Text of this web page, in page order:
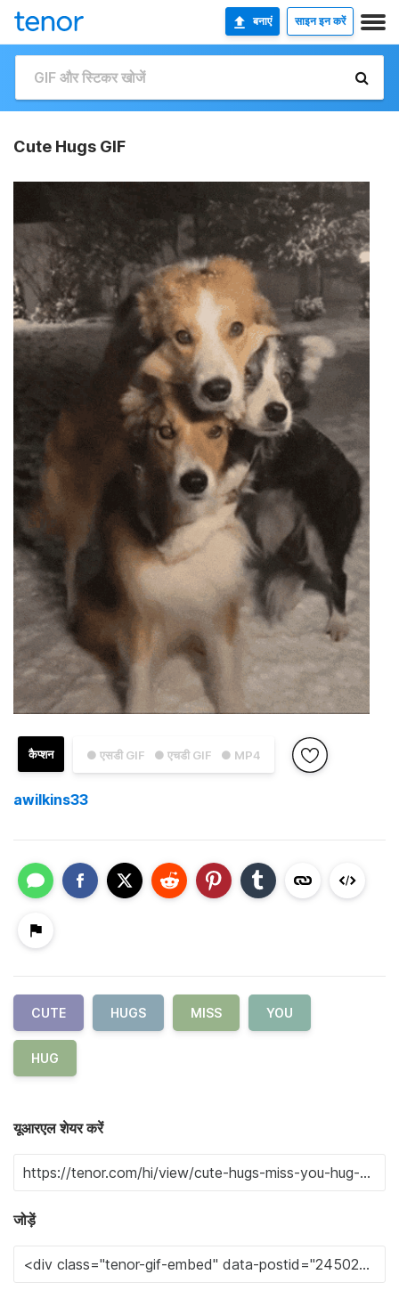
बनाएं साइन इन करें
Cute Hugs GIF
● एसडी GIF ● एचडी GIF ● MP4
कैप्शन
awilkins33
CUTE HUGS MISS YOU
HUG
यूआरएल शेयर करें
जोड़ें